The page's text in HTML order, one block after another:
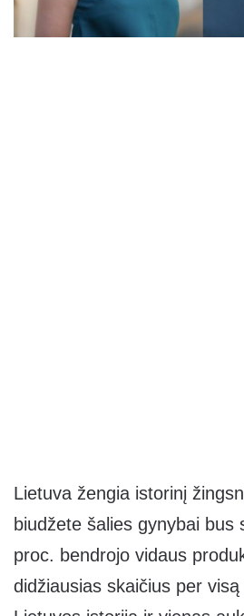
Lietuva žengia istorinį
biudžete šalies gynybai bus
proc. bendrojo vidaus
didžiausias skaičius per